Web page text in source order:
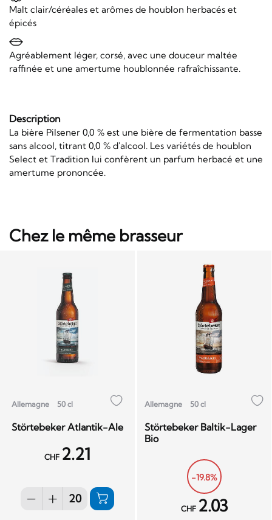
Malt clair/céréales et arômes de houblon herbacés et
épicés
Agréablement léger, corsé, avec une douceur maltée
raffinée et une amertume houblonnée rafraîchissante.
Description
La bière Pilsener 0,0 % est une bière de fermentation basse
sans alcool, titrant 0,0 % d'alcool. Les variétés de houblon
Select et Tradition lui confèrent un parfum herbacé et une
amertume prononcée.
Chez le même brasseur
Allemagne 50 cl
Störtebeker Atlantik-Ale
CHF 2.21
Allemagne 50 cl
Störtebeker Baltik-Lager
Bio
-19.8%
CHF 2.03